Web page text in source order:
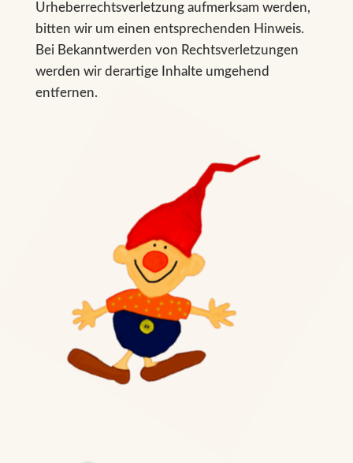
Urheberrechtsverletzung aufmerksam werden,
bitten wir um einen entsprechenden Hinweis.
Bei Bekanntwerden von Rechtsverletzungen
werden wir derartige Inhalte umgehend
entfernen.